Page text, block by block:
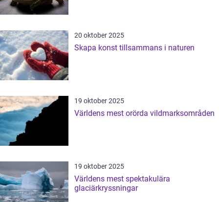
20 oktober 2025
Skapa konst tillsammans i naturen
19 oktober 2025
Världens mest orörda vildmarksområden
19 oktober 2025
Världens mest spektakulära
glaciärkryssningar